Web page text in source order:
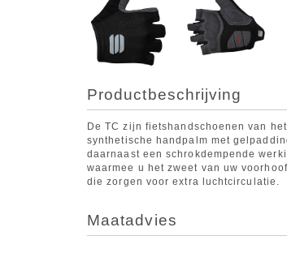
Productbeschrijving
De TC zijn fietshandschoenen van
synthetische handpalm met
daarnaast een schrokdempende
waarmee u het zweet van uw
die zorgen voor extra luchtcirculatie.
Maatadvies